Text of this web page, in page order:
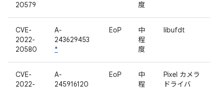
20579
度
CVE-
2022-
20580
A-
243629453
*
EoP
中
程
度
libufdt
CVE-
2022-
A-
245916120
EoP
中
程
Pixel カメラ
ドライバ